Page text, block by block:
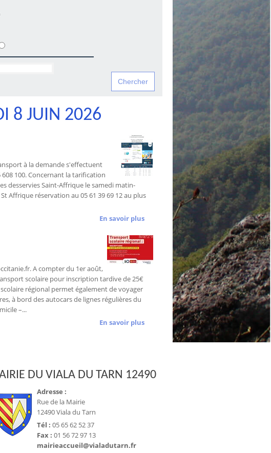
8 JUIN 2026
à la demande s'effectuent
100. Concernant la tarification
desservies Saint-Affrique le samedi matin-
Affrique réservation au 05 61 39 69 12 au plus
En savoir plus
A compter du 1er août,
scolaire pour inscription tardive de 25€
régional permet également de voyager
à bord des autocars de lignes régulières du
–...
En savoir plus
DU VIALA DU TARN 12490
Adresse :
Rue de la Mairie
12490 Viala du Tarn
Tél : 05 65 62 52 37
Fax : 01 56 72 97 13
mairieaccueil@vialadutarn.fr